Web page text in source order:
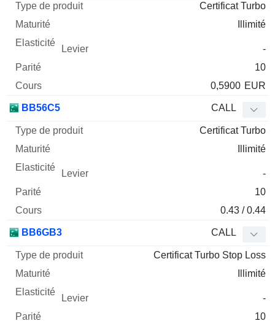
Certificat Turbo
Illimité
-
10
0,5900 EUR
BB56C5 CALL
Certificat Turbo
Illimité
-
10
0.43 / 0.44
BB6GB3 CALL
Certificat Turbo Stop Loss
Illimité
-
10